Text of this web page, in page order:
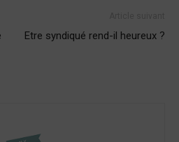
Etre syndiqué rend-il heureux ?